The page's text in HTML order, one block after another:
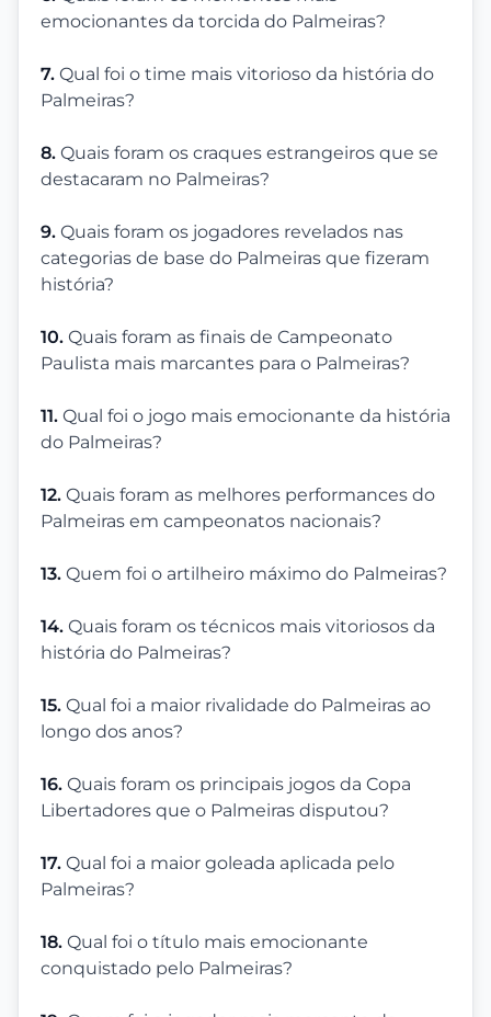
emocionantes da torcida do Palmeiras?
7. Qual foi o time mais vitorioso da história do
Palmeiras?
8. Quais foram os craques estrangeiros que se
destacaram no Palmeiras?
9. Quais foram os jogadores revelados nas
categorias de base do Palmeiras que fizeram
história?
10. Quais foram as finais de Campeonato
Paulista mais marcantes para o Palmeiras?
11. Qual foi o jogo mais emocionante da história
do Palmeiras?
12. Quais foram as melhores performances do
Palmeiras em campeonatos nacionais?
13. Quem foi o artilheiro máximo do Palmeiras?
14. Quais foram os técnicos mais vitoriosos da
história do Palmeiras?
15. Qual foi a maior rivalidade do Palmeiras ao
longo dos anos?
16. Quais foram os principais jogos da Copa
Libertadores que o Palmeiras disputou?
17. Qual foi a maior goleada aplicada pelo
Palmeiras?
18. Qual foi o título mais emocionante
conquistado pelo Palmeiras?